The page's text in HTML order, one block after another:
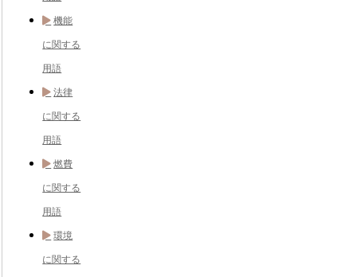
機能
に関する
用語
法律
に関する
用語
燃費
に関する
用語
環境
に関する